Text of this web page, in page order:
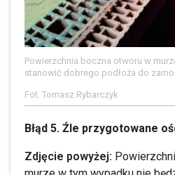
Powierzchnia boczna otworu w
stanowić dobrego podłoża do
Fot. Tomasz Rybarczyk
Błąd 5. Źle przygotowane
Zdjęcie powyżej: